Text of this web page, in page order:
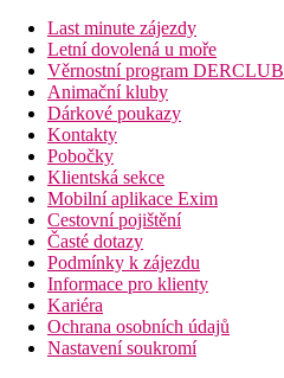
Last minute zájezdy
Letní dovolená u moře
Věrnostní program DERCLUB
Animační kluby
Dárkové poukazy
Kontakty
Pobočky
Klientská sekce
Mobilní aplikace Exim
Cestovní pojištění
Časté dotazy
Podmínky k zájezdu
Informace pro klienty
Kariéra
Ochrana osobních údajů
Nastavení soukromí